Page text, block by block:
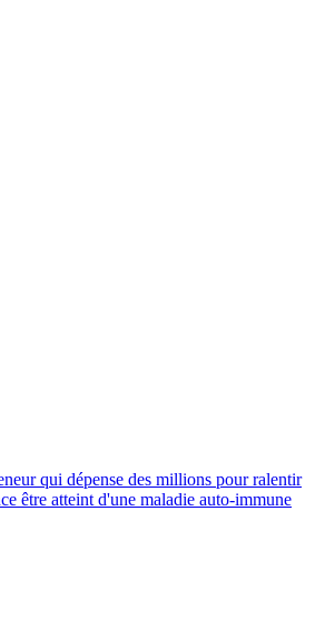
qui dépense des millions pour ralentir
être atteint d'une maladie auto-immune